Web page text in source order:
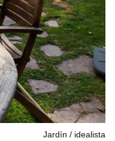
Jardín idealista